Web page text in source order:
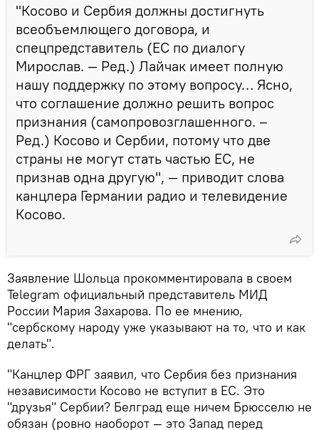
"Косово и Сербия должны достигнуть
всеобъемлющего договора, и
спецпредставитель (ЕС по диалогу
Мирослав. — Ред.) Лайчак имеет полную
нашу поддержку по этому вопросу… Ясно,
что соглашение должно решить вопрос
признания (самопровозглашенного. –
Ред.) Косово и Сербии, потому что две
страны не могут стать частью ЕС, не
признав одна другую", — приводит слова
канцлера Германии радио и телевидение
Косово.
Заявление Шольца прокомментировала в своем
Telegram официальный представитель МИД
России Мария Захарова. По ее мнению,
"сербскому народу уже указывают на то, что и как
делать".
"Канцлер ФРГ заявил, что Сербия без признания
независимости Косово не вступит в ЕС. Это
"друзья" Сербии? Белград еще ничем Брюсселю не
обязан (ровно наоборот — это Запад перед